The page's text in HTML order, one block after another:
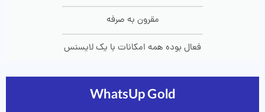
مقرون به صرفه
فعال بوده همه امکانات با یک لایسنس
WhatsUp Gold